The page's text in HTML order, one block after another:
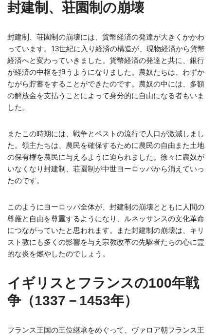
封建制、荘園制の崩壊
封建制、荘園制の崩壊には、貨幣経済の発達が大きくかかわ
っています。13世紀に入り経済の構造が、現物経済から貨幣
経済へと変わっていきました。貨幣経済の発達と共に、銀行
が経済の中枢を担うようになりました。農奴たちは、わずか
ながら貯蓄をすることができたのです。農奴の中には、多額
の解放金を支払うことによって身分的に自由になる者もいま
した。
またこの時期には、戦争とペストの流行で人口が激減しまし
た。領主たちは、農民を確保するために農民の自由また土地
の保有権を農民に与えるように迫られました。徐々に農奴が
いなくなり封建制、荘園制が中世ヨーロッパから消えていっ
たのです。
このようにヨーロッパ全体が、封建制の崩壊とともに人間の
尊厳と自由を尊重するようになり、ルネッサンスの文化革命
につながっていたと思われます。また封建制の崩壊は、キリ
スト教にも多くの影響を与え宗教改革の先駆者たちの心に霊
的な炎を燃やしたのでしょう。
イギリスとフランスの100年戦
争（1337－1453年）
フランス王国の王位継承をめぐって、ヴァロア朝フランス王